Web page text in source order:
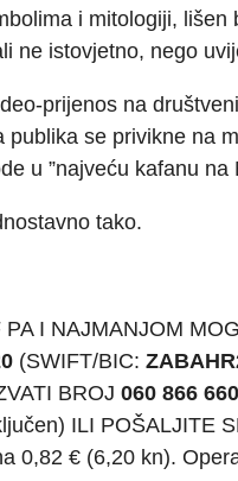
i mitologiji, lišen
ne istovjetno, nego
prijenos na
se privikne na
u ”najveću kafanu
tako.
I NAJMANJOM
(SWIFT/BIC:
BROJ 060 866 660
ILI POŠALJITE
0,82 € (6,20 kn).